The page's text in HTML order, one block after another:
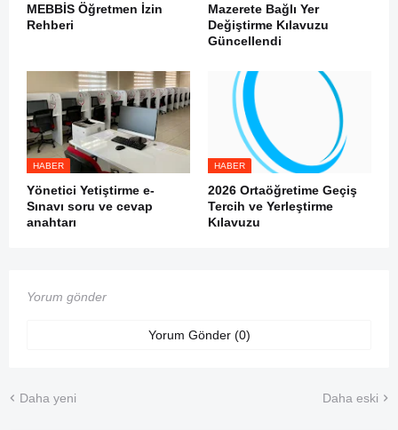
MEBBİS Öğretmen İzin
Rehberi
Mazerete Bağlı Yer
Değiştirme Kılavuzu
Güncellendi
HABER
Yönetici Yetiştirme e-
Sınavı soru ve cevap
anahtarı
HABER
2026 Ortaöğretime Geçiş
Tercih ve Yerleştirme
Kılavuzu
Yorum gönder
Yorum Gönder (0)
Daha yeni Daha eski